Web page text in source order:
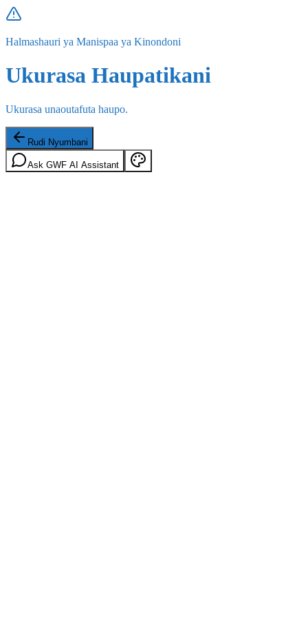
Halmashauri ya Manispaa ya Kinondoni
Ukurasa Haupatikani
Ukurasa unaoutafuta haupo.
Rudi Nyumbani
Ask GWF AI Assistant